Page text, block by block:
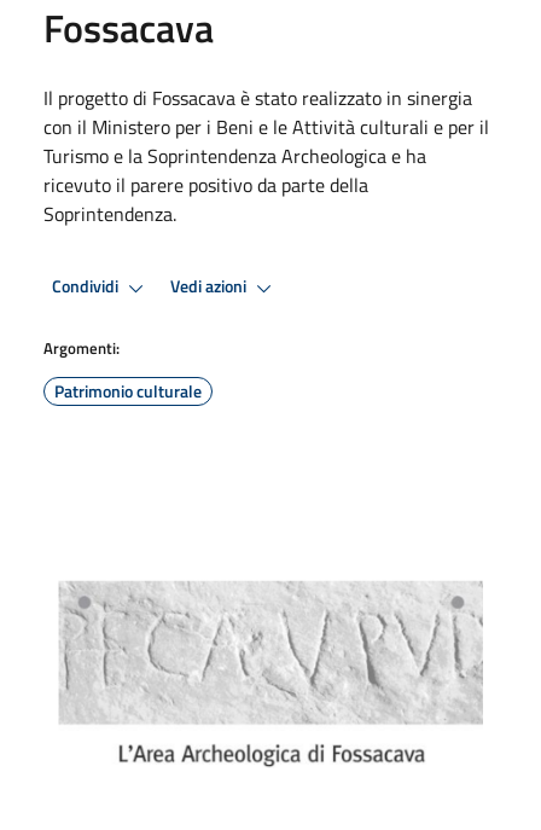
Fossacava
Il progetto di Fossacava è stato realizzato in sinergia
con il Ministero per i Beni e le Attività culturali e per il
Turismo e la Soprintendenza Archeologica e ha
ricevuto il parere positivo da parte della
Soprintendenza.
Condividi Vedi azioni
Argomenti:
Patrimonio culturale